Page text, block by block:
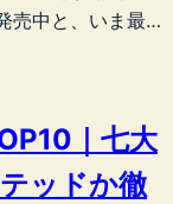
売中と、いま最…
｜七大
ッドか徹